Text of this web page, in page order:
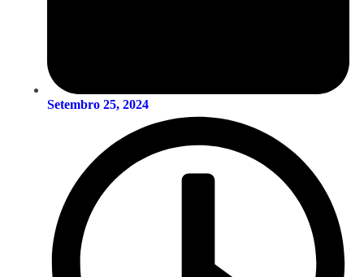
Setembro 25, 2024